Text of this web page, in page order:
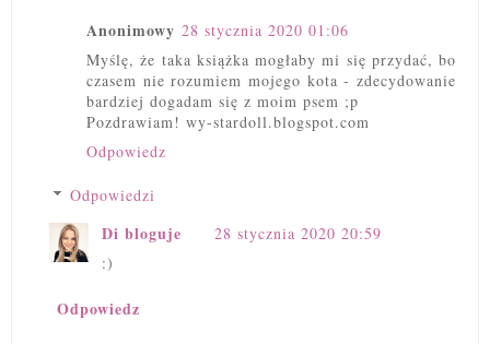
Anonimowy 28 stycznia 2020 01:06
Myślę, że taka książka mogłaby mi się przydać, bo
czasem nie rozumiem mojego kota - zdecydowanie
bardziej dogadam się z moim psem ;p
Pozdrawiam! wy-stardoll.blogspot.com
Odpowiedz
Odpowiedzi
Di bloguje
28 stycznia 2020 20:59
:)
Odpowiedz